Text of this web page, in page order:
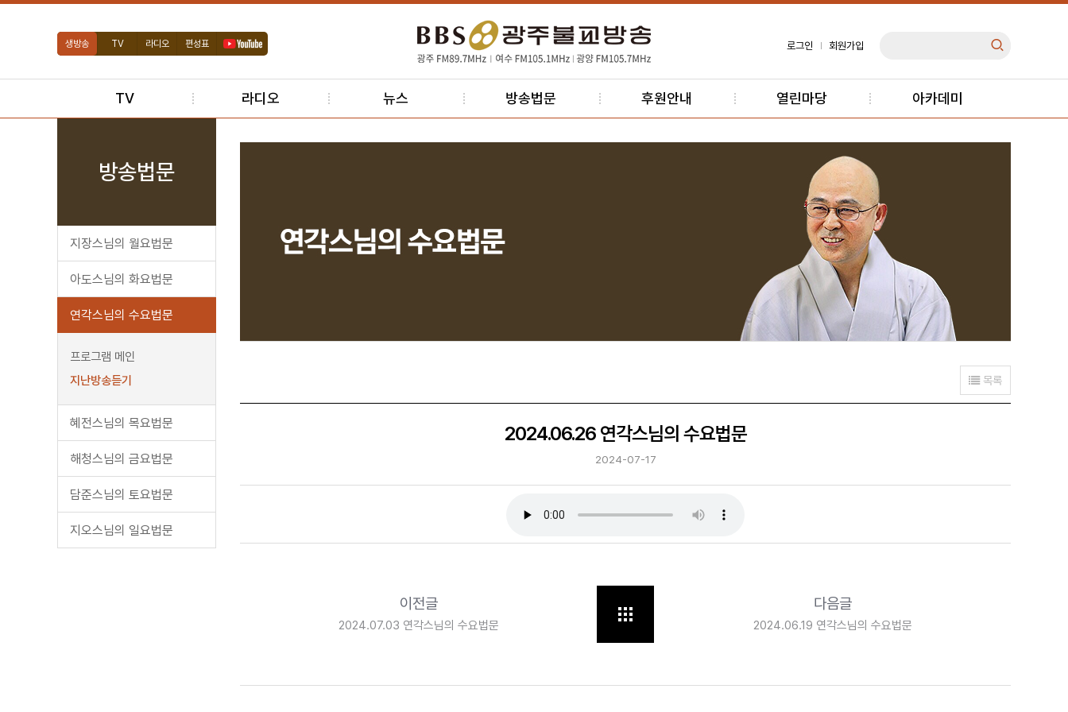
생방송 TV 라디오 편성표 로그인 회원가입
TV 라디오 뉴스 방송법문 후원안내 열린마당 아카데미
방송법문
지장스님의 월요법문
아도스님의 화요법문
연각스님의 수요법문
프로그램 메인
지난방송듣기
혜전스님의 목요법문
해청스님의 금요법문
담준스님의 토요법문
지오스님의 일요법문
목록
2024.06.26 연각스님의 수요법문
2024-07-17
이전글
2024.07.03 연각스님의 수요법문
다음글
2024.06.19 연각스님의 수요법문